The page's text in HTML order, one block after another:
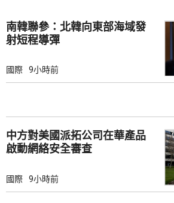
南韓聯參：北韓向東部海域發
射短程導彈
國際 9小時前
中方對美國派拓公司在華產品
啟動網絡安全審查
國際 9小時前